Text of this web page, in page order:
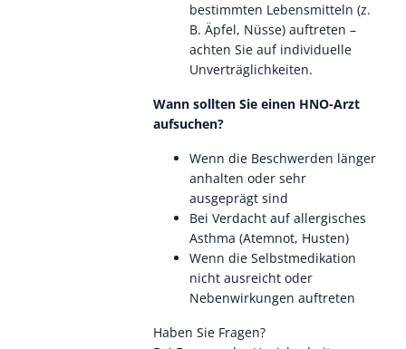
bestimmten Lebensmitteln (z.
B. Äpfel, Nüsse) auftreten –
achten Sie auf individuelle
Unverträglichkeiten.
Wann sollten Sie einen HNO-Arzt
aufsuchen?
Wenn die Beschwerden länger
anhalten oder sehr
ausgeprägt sind
Bei Verdacht auf allergisches
Asthma (Atemnot, Husten)
Wenn die Selbstmedikation
nicht ausreicht oder
Nebenwirkungen auftreten
Haben Sie Fragen?